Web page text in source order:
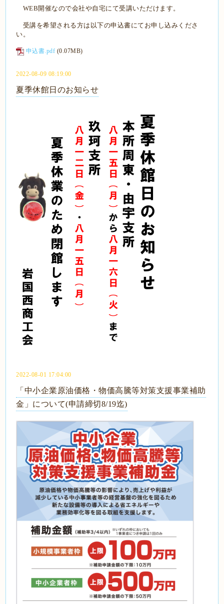
WEB開催なので会社や自宅にて受講いただけます。
受講を希望される方は以下の申込書にてお申し込みくださ
い。
申込書.pdf (0.07MB)
2022-08-09 08:19:00
夏季休館日のお知らせ
2022-08-01 17:04:00
「中小企業原油価格・物価高騰等対策支援事業補助
金」について(申請締切8/19迄)